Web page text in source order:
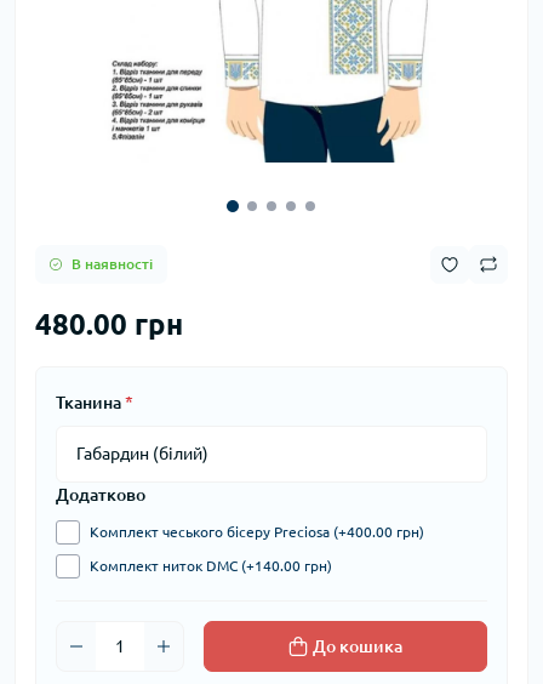
В наявності
480.00 грн
Тканина*
Додатково
Комплект чеського бісеру Preciosa (+400.00 грн)
Комплект ниток DMC (+140.00 грн)
До кошика